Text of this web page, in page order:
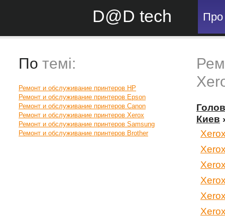
D@D tech Про
По темі:
Ремонт и обслуживание принтеров HP
Ремонт и обслуживание принтеров Epson
Ремонт и обслуживание принтеров Canon
Ремонт и обслуживание принтеров Xerox
Ремонт и обслуживание принтеров Samsung
Ремонт и обслуживание принтеров Brother
Киев